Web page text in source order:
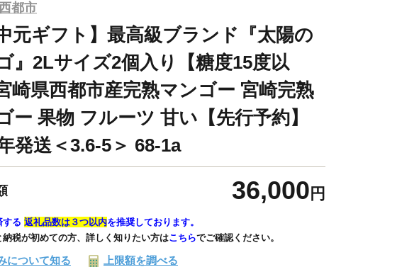
都市
元ギフト】最高級ブランド『太陽の
』2Lサイズ2個入り【糖度15度以
崎県西都市産完熟マンゴー 宮崎完熟
ー 果物 フルーツ 甘い【先行予約】
発送＜3.6-5＞ 68-1a
36,000 円
する 返礼品数は３つ以内を推奨しております。
納税が初めての方、詳しく知りたい方はこちらでご確認ください。
について知る 上限額を調べる